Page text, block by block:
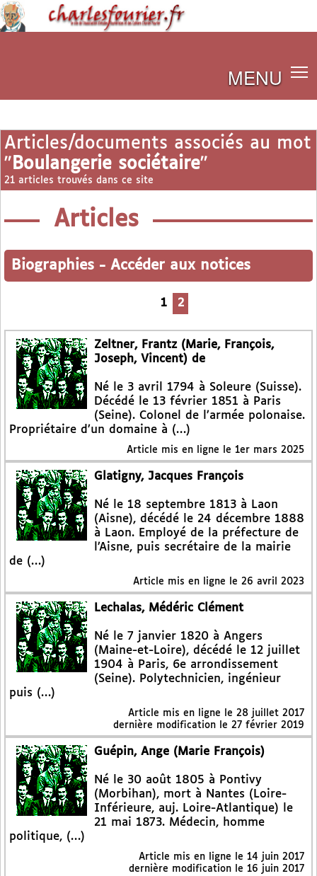
MENU
Articles/documents associés au mot
" Boulangerie sociétaire"
21 articles trouvés dans ce site
Articles
Biographies - Accéder aux notices
1 2
Zeltner, Frantz (Marie, François,
Joseph, Vincent) de
Né le 3 avril 1794 à Soleure (Suisse).
Décédé le 13 février 1851 à Paris
(Seine). Colonel de l’armée polonaise.
Propriétaire d’un domaine à (…)
Article mis en ligne le 1er mars 2025
Glatigny, Jacques François
Né le 18 septembre 1813 à Laon
(Aisne), décédé le 24 décembre 1888
à Laon. Employé de la préfecture de
l’Aisne, puis secrétaire de la mairie
de (…)
Article mis en ligne le 26 avril 2023
Lechalas, Médéric Clément
Né le 7 janvier 1820 à Angers
(Maine-et-Loire), décédé le 12 juillet
1904 à Paris, 6e arrondissement
(Seine). Polytechnicien, ingénieur
puis (…)
Article mis en ligne le 28 juillet 2017
dernière modification le 27 février 2019
Guépin, Ange (Marie François)
Né le 30 août 1805 à Pontivy
(Morbihan), mort à Nantes (Loire-
Inférieure, auj. Loire-Atlantique) le
21 mai 1873. Médecin, homme
politique, (…)
Article mis en ligne le 14 juin 2017
dernière modification le 16 juin 2017